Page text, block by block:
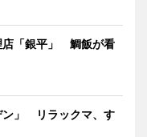
店「銀平」 鯛飯が看
ン」 リラックマ、す